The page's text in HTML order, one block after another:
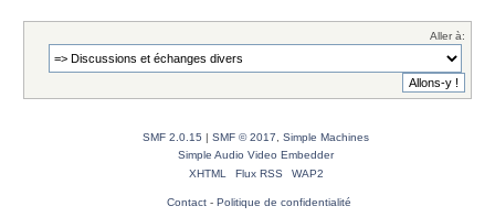
Aller à:
SMF 2.0.15 | SMF © 2017
Simple Machines
Simple Audio Video Embedder
XHTML
Flux RSS WAP2
Contact- Politique de confidentialité